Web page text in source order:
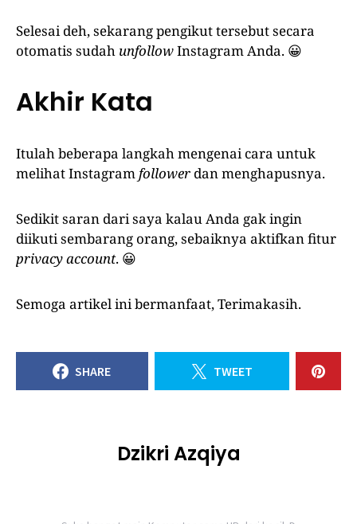
Selesai deh, sekarang pengikut tersebut secara
otomatis sudah unfollowInstagram Anda. 😀
Akhir Kata
Itulah beberapa langkah mengenai cara untuk
melihat Instagramfollower dan menghapusnya.
Sedikit saran dari saya kalau Anda gak ingin
diikuti sembarang orang, sebaiknya aktifkan fitur
privacy account. 😀
Semoga artikel ini bermanfaat, Terimakasih.
SHARE TWEET
Dzikri Azqiya